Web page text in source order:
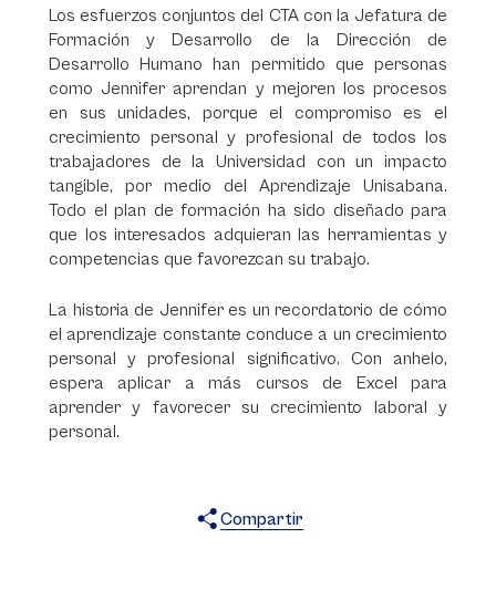
Los esfuerzos conjuntos del CTA con la Jefatura de
Formación y Desarrollo de la Dirección de
Desarrollo Humano han permitido que personas
como Jennifer aprendan y mejoren los procesos
en sus unidades, porque el compromiso es el
crecimiento personal y profesional de todos los
trabajadores de la Universidad con un impacto
tangible, por medio del Aprendizaje Unisabana.
Todo el plan de formación ha sido diseñado para
que los interesados adquieran las herramientas y
competencias que favorezcan su trabajo.
La historia de Jennifer es un recordatorio de cómo
el aprendizaje constante conduce a un crecimiento
personal y profesional significativo. Con anhelo,
espera aplicar a más cursos de Excel para
aprender y favorecer su crecimiento laboral y
personal.
Compartir